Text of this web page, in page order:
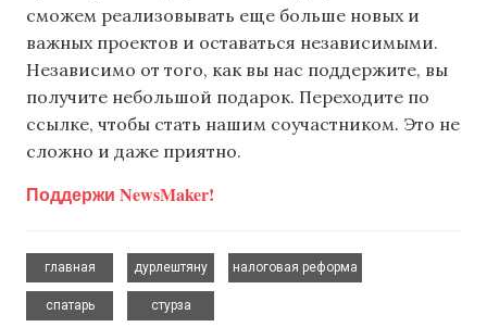
сможем реализовывать еще больше новых и
важных проектов и оставаться независимыми.
Независимо от того, как вы нас поддержите, вы
получите небольшой подарок. Переходите по
ссылке, чтобы стать нашим соучастником. Это не
сложно и даже приятно.
Поддержи NewsMaker!
главная
дурлештяну
налоговая реформа
спатарь
стурза